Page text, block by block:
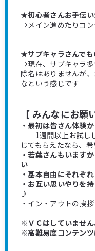
★初心者さんお手伝い
⇒メイン進めたりコ
★サブキャラさんでも
⇒現在、サブキャラ多
除名はありませんが
なという感じです
【 みんなにお願
・最初は皆さん体験
1週間以上お試しし
じてもらえたなら、
・若葉さんもいます
い
・基本自由にそれぞ
・お互い思いやりを
♪
・イン・アウトの挨
※ＶＣはしていません
※高難易度コンテンツ